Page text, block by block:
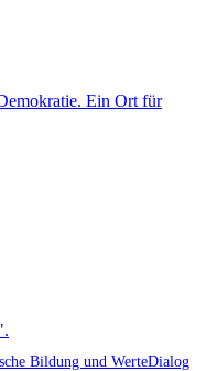
Bildung und WerteDialog